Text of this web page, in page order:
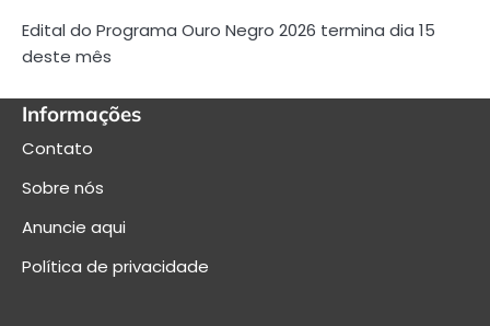
Edital do Programa Ouro Negro 2026 termina dia 15
deste mês
Informações
Contato
Sobre nós
Anuncie aqui
Política de privacidade